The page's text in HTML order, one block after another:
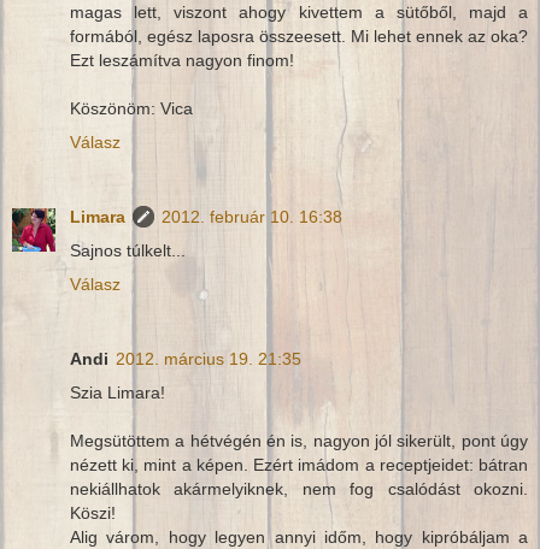
magas lett, viszont ahogy kivettem a sütőből, majd a
formából, egész laposra összeesett. Mi lehet ennek az oka?
Ezt leszámítva nagyon finom!
Köszönöm: Vica
Válasz
Limara
2012. február 10. 16:38
Sajnos túlkelt...
Válasz
Andi 2012. március 19. 21:35
Szia Limara!
Megsütöttem a hétvégén én is, nagyon jól sikerült, pont úgy
nézett ki, mint a képen. Ezért imádom a receptjeidet: bátran
nekiállhatok akármelyiknek, nem fog csalódást okozni.
Köszi!
Alig várom, hogy legyen annyi időm, hogy kipróbáljam a